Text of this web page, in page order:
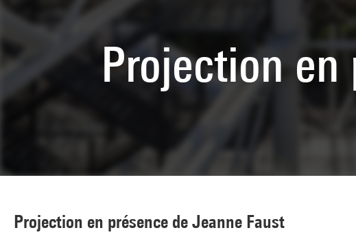
Projection en
Projection en présence de Jeanne Faust